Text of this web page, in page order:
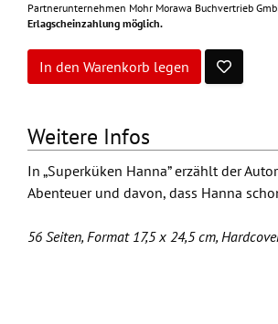
Partnerunternehmen Mohr Morawa Buchvertrieb
Erlagscheinzahlung möglich.
In den Warenkorb legen
Weitere Infos
In „Superküken Hanna” erzählt der
Abenteuer und davon, dass Hanna
56 Seiten, Format 17,5 x 24,5 cm,